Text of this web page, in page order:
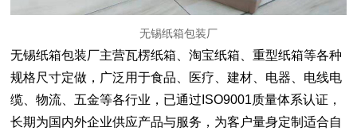
无锡纸箱包装厂
无锡纸箱包装厂主营瓦楞纸箱、淘宝纸箱、重型纸箱等各种
规格尺寸定做， 广泛用于食品、医疗、建材、电器、电线电
缆、物流、五金等各行业，已通过ISO9001质量体系认证，
长期为国内外企业供应产品与服务， 为客户量身定制适合自